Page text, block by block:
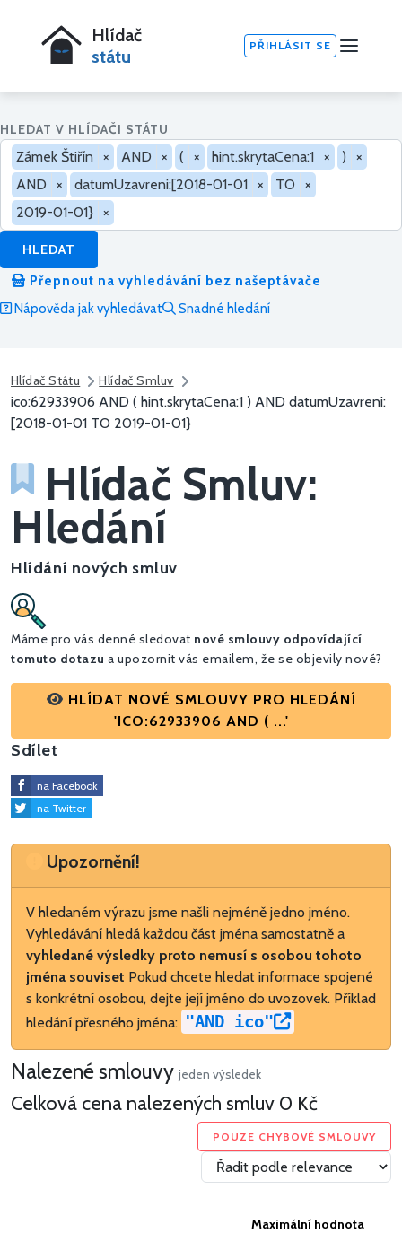
Hlídač
státu
PŘIHLÁSIT SE
HLEDAT V HLÍDAČI STÁTU
Zámek Štiřín × AND × ( × hint.skrytaCena:1 × )
×
AND
× datumUzavreni:[2018-01-01 × TO
×
2019-01-01} ×
HLEDAT
Přepnout na vyhledávání bez našeptávače
Nápověda jak vyhledávat
Snadné hledání
Hlídač Státu Hlídač Smluv
ico:62933906 AND ( hint.skrytaCena:1 ) AND datumUzavreni:
[2018-01-01 TO 2019-01-01}
Hlídač Smluv:
Hledání
Hlídání nových smluv
Máme pro vás denné sledovat nové smlouvy odpovídající
tomuto dotazu a upozornit vás emailem, že se objevily nové?
HLÍDAT NOVÉ SMLOUVY PRO HLEDÁNÍ
'ICO:62933906 AND ( ...'
Sdílet
na Facebook
na Twitter
Upozornění
Upozornění!
V hledaném výrazu jsme našli nejméně jedno jméno.
Vyhledávání hledá každou část jména samostatně a
vyhledané výsledky proto nemusí s osobou tohoto
jména souviset Pokud chcete hledat informace spojené
s konkrétní osobou, dejte její jméno do uvozovek. Příklad
hledání přesného jména: "AND ico"
Nalezené smlouvy jeden výsledek
Celková cena nalezených smluv 0 Kč
POUZE CHYBOVÉ SMLOUVY
Maximální hodnota